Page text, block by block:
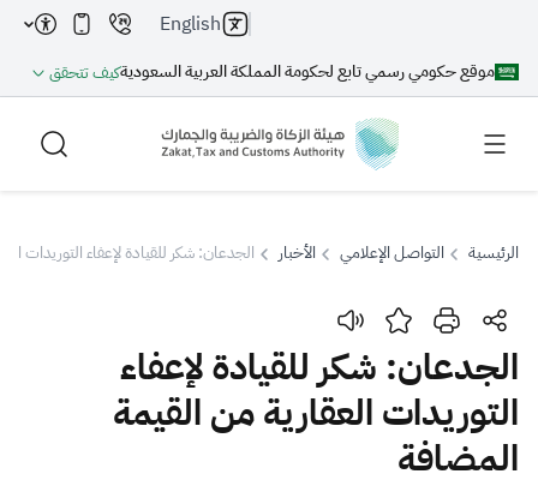
موقع حكومي رسمي تابع لحكومة المملكة العربية السعوديةكيف تتحقق
English
بحث
بحث بحث AI
الرئيسية التواصل الإعلامي الأخبار الجدعان: شكر للقيادة لإعفاء التوريدات
الجدعان: شكر للقيادة لإعفاء
التوريدات العقارية من القيمة
المضافة